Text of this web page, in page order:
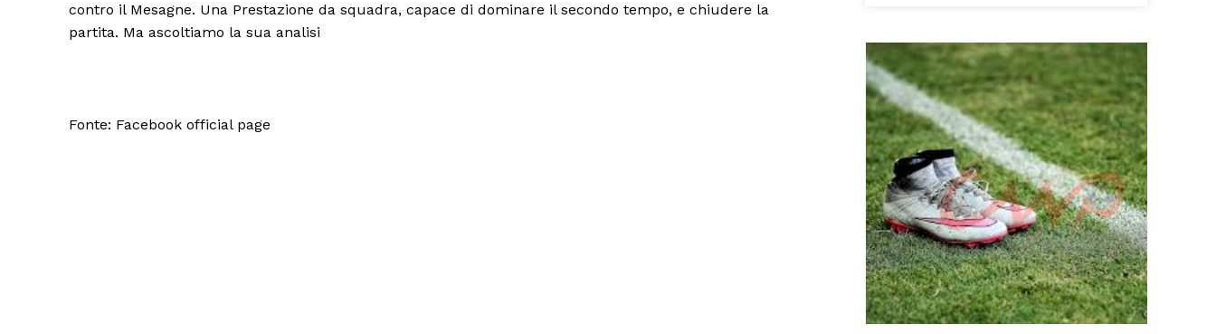
contro il Mesagne. Una Prestazione da squadra, capace di dominare il secondo tempo, e chiudere la
partita. Ma ascoltiamo la sua analisi
Fonte: Facebook official page